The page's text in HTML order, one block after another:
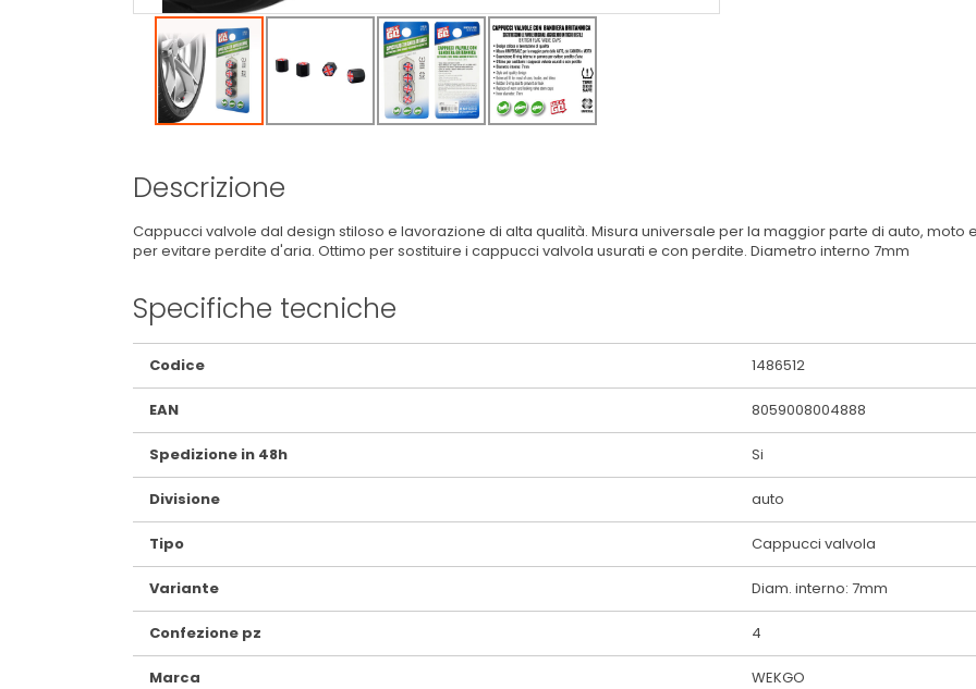
Descrizione
Cappucci valvole dal design stiloso e lavorazione di alta qualità. Misura universale per la maggior parte di auto, moto
per evitare perdite d'aria. Ottimo per sostituire i cappucci valvola usurati e con perdite. Diametro interno 7mm
Specifiche tecniche
Maggiori
Informazioni
Codice 1486512
EAN 8059008004888
Spedizione in 48h Si
Divisione auto
Tipo Cappucci valvola
Variante Diam. interno: 7mm
Confezione pz 4
Marca WEKGO